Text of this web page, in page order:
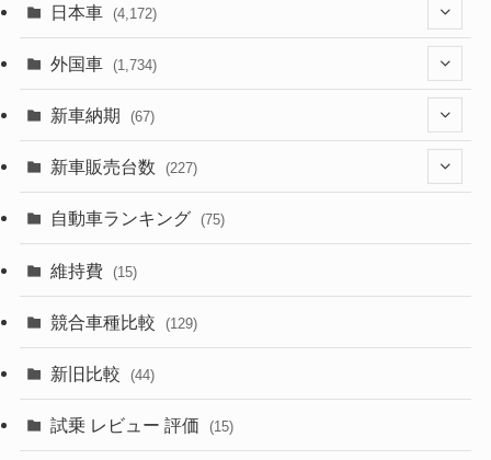
日本車 (4,172)
(1,321)
(329)
(525)
(357)
(328)
(253)
外国車 (1,734)
(242)
(85)
(84)
新車納期 (67)
(28)
(8)
(3)
(3)
新車販売台数 (227)
(21)
(5)
(7)
自動車ランキング (75)
維持費 (15)
競合車種比較 (129)
新旧比較 (44)
試乗 レビュー 評価 (15)